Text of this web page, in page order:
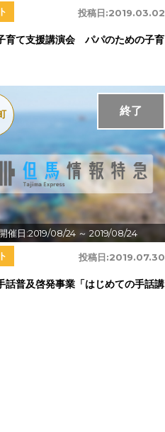
投稿日:2019.03.02
育て支援講演会 パパのための子育
催日:2019/08/24 ～ 2019/08/24
終了
投稿日:2019.07.30
話普及啓発事業「はじめての手話講